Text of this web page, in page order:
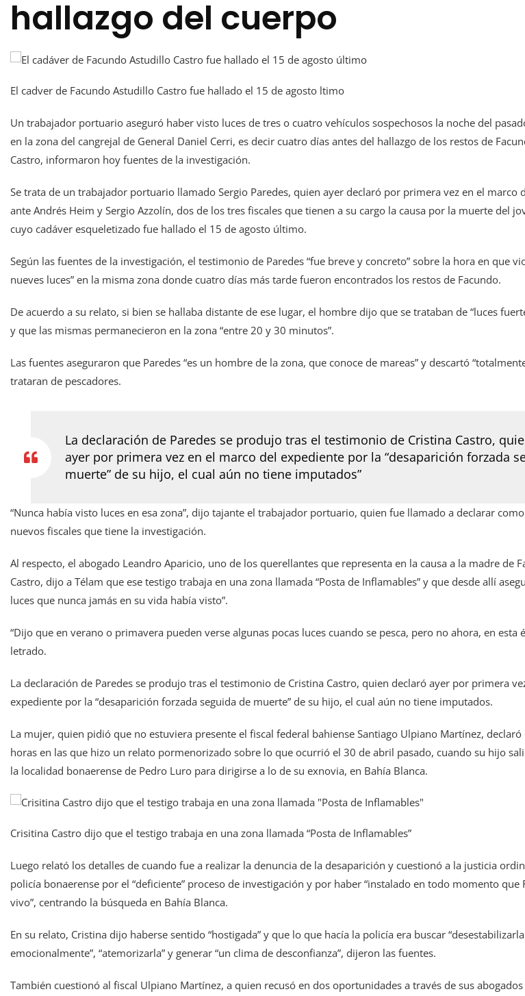
hallazgo del cuerpo
El cadver de Facundo Astudillo Castro fue hallado el 15 de agosto ltimo
Un trabajador portuario aseguró haber visto luces de tres o cuatro vehículos sospechosos la noche del
en la zona del cangrejal de General Daniel Cerri, es decir cuatro días antes del hallazgo de los restos de
Castro, informaron hoy fuentes de la investigación.
Se trata de un trabajador portuario llamado Sergio Paredes, quien ayer declaró por primera vez en el marco
ante Andrés Heim y Sergio Azzolín, dos de los tres fiscales que tienen a su cargo la causa por la muerte del
cuyo cadáver esqueletizado fue hallado el 15 de agosto último.
Según las fuentes de la investigación, el testimonio de Paredes “fue breve y concreto” sobre la hora en que
nueves luces” en la misma zona donde cuatro días más tarde fueron encontrados los restos de Facundo.
De acuerdo a su relato, si bien se hallaba distante de ese lugar, el hombre dijo que se trataban de “luces
y que las mismas permanecieron en la zona “entre 20 y 30 minutos”.
Las fuentes aseguraron que Paredes “es un hombre de la zona, que conoce de mareas” y descartó
trataran de pescadores.
La declaración de Paredes se produjo tras el testimonio de Cristina Castro,
ayer por primera vez en el marco del expediente por la “desaparición forzada
muerte” de su hijo, el cual aún no tiene imputados”
“Nunca había visto luces en esa zona”, dijo tajante el trabajador portuario, quien fue llamado a declarar
nuevos fiscales que tiene la investigación.
Al respecto, el abogado Leandro Aparicio, uno de los querellantes que representa en la causa a la madre de
Castro, dijo a Télam que ese testigo trabaja en una zona llamada “Posta de Inflamables” y que desde allí
luces que nunca jamás en su vida había visto”.
“Dijo que en verano o primavera pueden verse algunas pocas luces cuando se pesca, pero no ahora, en esta
letrado.
La declaración de Paredes se produjo tras el testimonio de Cristina Castro, quien declaró ayer por primera
expediente por la “desaparición forzada seguida de muerte” de su hijo, el cual aún no tiene imputados.
La mujer, quien pidió que no estuviera presente el fiscal federal bahiense Santiago Ulpiano Martínez,
horas en las que hizo un relato pormenorizado sobre lo que ocurrió el 30 de abril pasado, cuando su hijo
la localidad bonaerense de Pedro Luro para dirigirse a lo de su exnovia, en Bahía Blanca.
Crisitina Castro dijo que el testigo trabaja en una zona llamada “Posta de Inflamables”
Luego relató los detalles de cuando fue a realizar la denuncia de la desaparición y cuestionó a la justicia
policía bonaerense por el “deficiente” proceso de investigación y por haber “instalado en todo momento que
vivo”, centrando la búsqueda en Bahía Blanca.
En su relato, Cristina dijo haberse sentido “hostigada” y que lo que hacía la policía era buscar “desestabilizarla
emocionalmente”, “atemorizarla” y generar “un clima de desconfianza”, dijeron las fuentes.
También cuestionó al fiscal Ulpiano Martínez, a quien recusó en dos oportunidades a través de sus